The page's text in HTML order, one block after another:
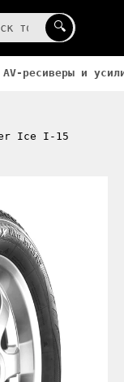
🔍
AV-ресиверы и
Ice I-15